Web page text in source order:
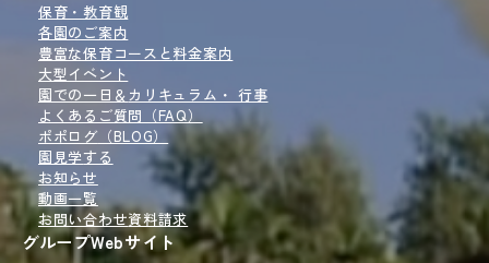
保育・教育観
各園のご案内
豊富な保育コースと料金案内
大型イベント
園での一日＆カリキュラム・ 行事
よくあるご質問（FAQ）
ポポログ （BLOG）
園見学する
お知らせ
動画一覧
お問い合わせ資料請求
グループWebサイト